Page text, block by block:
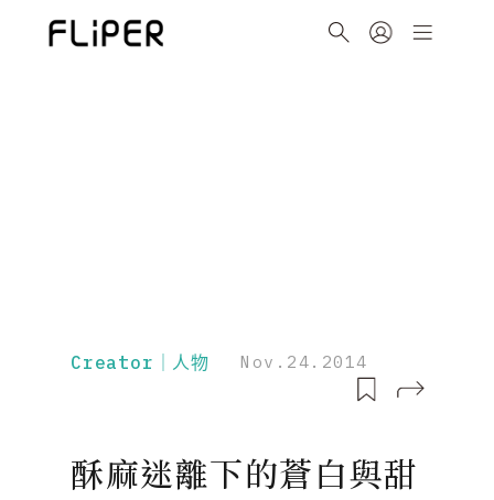
Creator｜人物 Nov.24.2014
酥麻迷離下的蒼白與甜